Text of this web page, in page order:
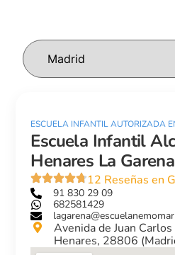
ESCUELA INFANTIL AUTORIZADA
Escuela Infantil
Henares La Garena
12 Reseñas en
91 830 29 09
682581429
Avenida de Juan
Henares, 28806